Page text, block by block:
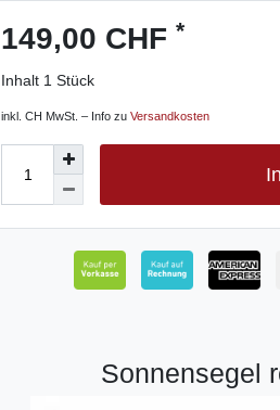
149,00 CHF *
Inhalt 1 Stück
inkl. CH MwSt. – Info zu Versandkosten
Sonnensegel